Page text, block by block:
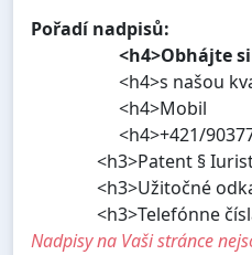
Pořadí nadpisů:
<h4>Obhájte
<h4>s našou
<h4>Mobil
<h4>+421/
<h3>Patent §
<h3>Užitočné
<h3>Telefónne
Nadpisy na Vaši stránce